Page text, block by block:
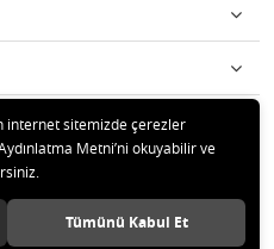
Tüm hakları saklıdır.
internet sitemizde çerezler
Metni’ni okuyabilir ve
Tümünü Kabul Et